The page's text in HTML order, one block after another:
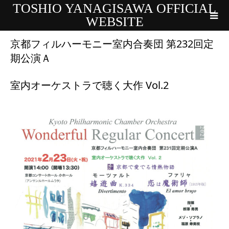
TOSHIO YANAGISAWA OFFICIAL
WEBSITE
京都フィルハーモニー室内合奏団 第232回定
期公演Ａ
室内オーケストラで聴く大作 Vol.2